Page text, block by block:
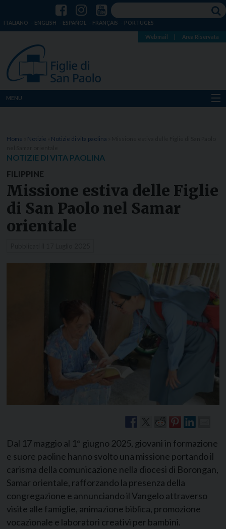
ITALIANO ENGLISH ESPAÑOL FRANÇAIS PORTUGÊS
Webmail Area Riservata
MENU
Dove siamo
Risorse
Media
Home Notizie Notizie di vita paolina
NOTIZIE DI VITA PAOLINA
FILIPPINE
Missione estiva delle Figlie
di San Paolo nel Samar
orientale
Dal 17 maggio al 1° giugno 2025, giovani in formazione
e suore paoline hanno svolto una missione portando il
carisma della comunicazione nella diocesi di Borongan,
Samar orientale, rafforzando la presenza della
congregazione e annunciando il Vangelo attraverso
visite alle famiglie, animazione biblica, promozione
vocazionale e laboratori creativi per bambini.